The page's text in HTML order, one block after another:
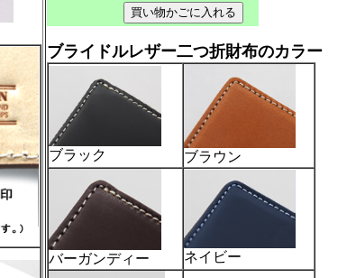
ブライドルレザー二つ折財布のカラー
ブラック ブラウン
バーガンディー ネイビー